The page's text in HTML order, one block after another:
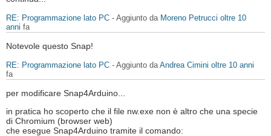
RE: Programmazione lato PC - Aggiunto da Moreno Petrucci oltre 10
anni fa
Notevole questo Snap!
RE: Programmazione lato PC - Aggiunto da Andrea Cimini oltre 10 anni
fa
per modificare Snap4Arduino...
in pratica ho scoperto che il file nw.exe non è altro che una specie
di Chromium (browser web)
che esegue Snap4Arduino tramite il comando: